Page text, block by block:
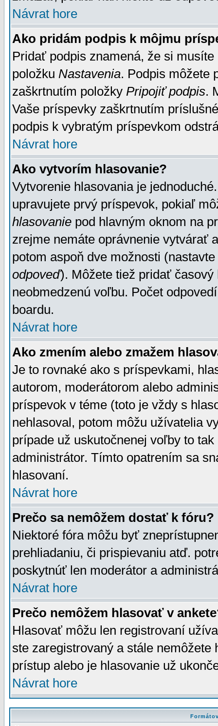
Návrat hore
Ako pridám podpis k môjmu
Pridať podpis znamená, že si
položku Nastavenia. Podpis môžete
zaškrtnutím položky Pripojiť podpis.
Vaše príspevky zaškrtnutím
podpis k vybratým príspevkom
Návrat hore
Ako vytvorím hlasovanie?
Vytvorenie hlasovania je
upravujete prvý príspevok, pokiaľ
hlasovanie pod hlavným oknom na
zrejme nemáte oprávnenie vytvárať
potom aspoň dve možnosti
odpoveď). Môžete tiež pridať
neobmedzenú voľbu. Počet
boardu.
Návrat hore
Ako zmením alebo zmažem
Je to rovnaké ako s príspevkami,
autorom, moderátorom alebo
príspevok v téme (toto je vždy s
nehlasoval, potom môžu užívatelia
prípade už uskutočnenej voľby to
administrátor. Tímto opatrením sa
hlasovaní.
Návrat hore
Prečo sa nemôžem dostať k fóru?
Niektoré fóra môžu byť
prehliadaniu, či prispievaniu atď.
poskytnúť len moderátor a
Návrat hore
Prečo nemôžem hlasovať v
Hlasovať môžu len registrovaní
ste zaregistrovaný a stále
prístup alebo je hlasovanie už
Návrat hore